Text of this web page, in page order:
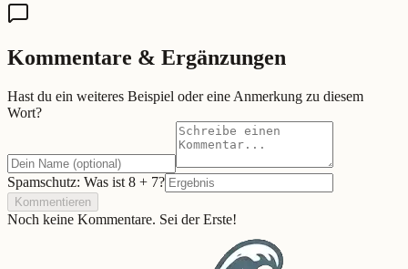
Kommentare & Ergänzungen
Hast du ein weiteres Beispiel oder eine Anmerkung zu diesem
Wort?
Spamschutz: Was ist 8 + 7?
Kommentieren
Noch keine Kommentare. Sei der Erste!